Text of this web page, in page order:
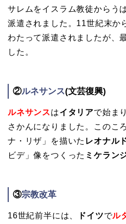
サレムをイスラム教徒からう
派遣されました。 11世紀末か
わたって派遣されましたが、
した。
②ルネサンス(文芸復興)
ルネサンスはイタリアで始ま
さかんになりました。このこ
ナ・リザ」を描いた レオナル
ビデ」像をつくった ミケラン
③宗教改革
16世紀前半には、 ドイツでル